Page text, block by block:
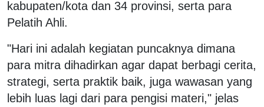
kabupaten/kota dan 34 provinsi, serta para
Pelatih Ahli.
"Hari ini adalah kegiatan puncaknya dimana
para mitra dihadirkan agar dapat berbagi cerita,
strategi, serta praktik baik, juga wawasan yang
lebih luas lagi dari para pengisi materi," jelas